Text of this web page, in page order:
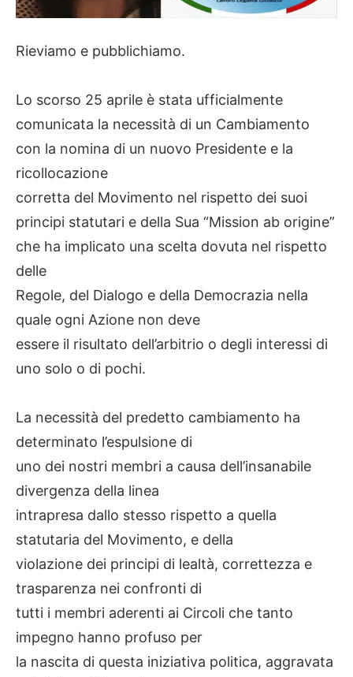
Rieviamo e pubblichiamo.
Lo scorso 25 aprile è stata ufficialmente
comunicata la necessità di un Cambiamento
con la nomina di un nuovo Presidente e la
ricollocazione
corretta del Movimento nel rispetto dei suoi
principi statutari e della Sua “Mission ab origine”
che ha implicato una scelta dovuta nel rispetto
delle
Regole, del Dialogo e della Democrazia nella
quale ogni Azione non deve
essere il risultato dell’arbitrio o degli interessi di
uno solo o di pochi.
La necessità del predetto cambiamento ha
determinato l’espulsione di
uno dei nostri membri a causa dell’insanabile
divergenza della linea
intrapresa dallo stesso rispetto a quella
statutaria del Movimento, e della
violazione dei principi di lealtà, correttezza e
trasparenza nei confronti di
tutti i membri aderenti ai Circoli che tanto
impegno hanno profuso per
la nascita di questa iniziativa politica, aggravata